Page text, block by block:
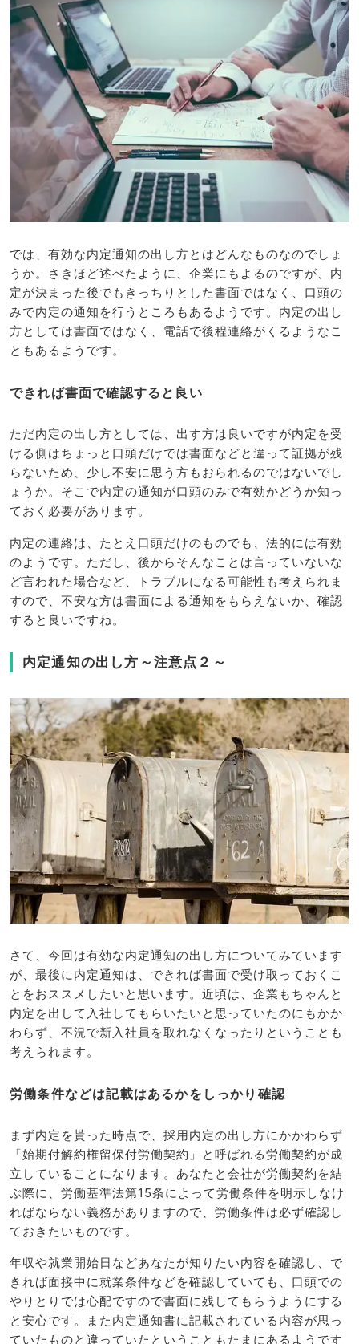
では、有効な内定通知の出し方とはどんなものなのでしょ
うか。さきほど述べたように、企業にもよるのですが、内
定が決まった後でもきっちりとした書面ではなく、口頭の
みで内定の通知を行うところもあるようです。内定の出し
方としては書面ではなく、電話で後程連絡がくるようなこ
ともあるようです。
できれば書面で確認すると良い
ただ内定の出し方としては、出す方は良いですが内定を受
ける側はちょっと口頭だけでは書面などと違って証拠が残
らないため、少し不安に思う方もおられるのではないでし
ょうか。そこで内定の通知が口頭のみで有効かどうか知っ
ておく必要があります。
内定の連絡は、たとえ口頭だけのものでも、法的には有効
のようです。ただし、後からそんなことは言っていないな
ど言われた場合など、トラブルになる可能性も考えられま
すので、不安な方は書面による通知をもらえないか、確認
すると良いですね。
内定通知の出し方～注意点２～
さて、今回は有効な内定通知の出し方についてみています
が、最後に内定通知は、できれば書面で受け取っておくこ
とをおススメしたいと思います。近頃は、企業もちゃんと
内定を出して入社してもらいたいと思っていたのにもかか
わらず、不況で新入社員を取れなくなったりということも
考えられます。
労働条件などは記載はあるかをしっかり確認
まず内定を貰った時点で、採用内定の出し方にかかわらず
「始期付解約権留保付労働契約」と呼ばれる労働契約が成
立していることになります。あなたと会社が労働契約を結
ぶ際に、労働基準法第15条によって労働条件を明示しなけ
ればならない義務がありますので、労働条件は必ず確認し
ておきたいものです。
年収や就業開始日などあなたが知りたい内容を確認し、で
きれば面接中に就業条件などを確認していても、口頭での
やりとりでは心配ですので書面に残してもらうようにする
と安心です。また内定通知書に記載されている内容が思っ
ていたものと違っていたということもたまにあるようです